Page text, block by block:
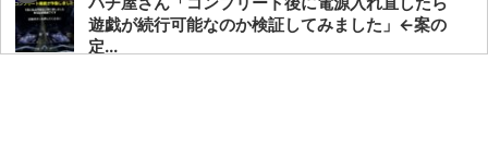
遊戯が続行可能なのか検証してみました」←案の
定...